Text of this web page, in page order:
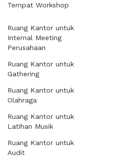
Tempat Workshop
Ruang Kantor untuk
Internal Meeting
Perusahaan
Ruang Kantor untuk
Gathering
Ruang Kantor untuk
Olahraga
Ruang Kantor untuk
Latihan Musik
Ruang Kantor untuk
Audit